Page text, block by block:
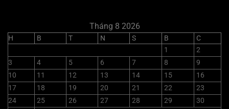
Tháng 8 2026
H B T N S B
C
1
2
3
4 5 6 7 8
9
10
11 12 13 14 15
16
17
18 19 20 21 22
23
24
25 26 27 28 29
30